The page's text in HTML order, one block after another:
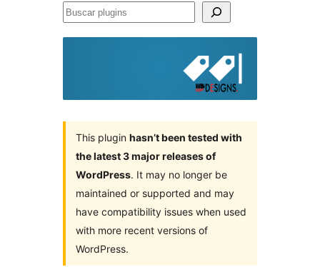
Buscar
This plugin hasn’t been tested with
the latest 3 major releases of
WordPress. It may no longer be
maintained or supported and may
have compatibility issues when used
with more recent versions of
WordPress.